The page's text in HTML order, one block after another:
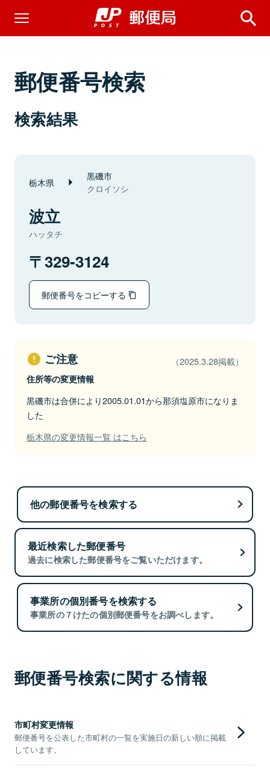
郵便番号検索
検索結果
栃木県 黒磯市
クロイソシ
波立
ハッタチ
329-3124
郵便番号をコピーする
ご注意 （2025.3.28掲載）
住所等の変更情報
黒磯市は合併により2005.01.01から那須塩原市になりま
した
栃木県の変更情報一覧 はこちら
他の郵便番号を検索する
最近検索した郵便番号
過去に検索した郵便番号をご覧いただけます。
事業所の個別番号を検索する
事業所の７けたの個別郵便番号をお調べします。
郵便番号検索に関する情報
市町村変更情報
郵便番号を公表した市町村の一覧を実施日の新しい順に掲載
しています。